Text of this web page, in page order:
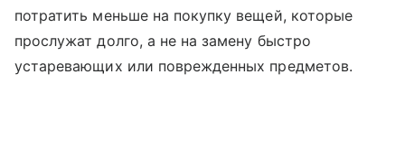
потратить меньше на покупку вещей, которые
прослужат долго, а не на замену быстро
устаревающих или поврежденных предметов.